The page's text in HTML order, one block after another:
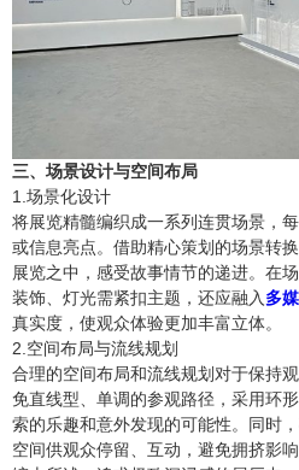
三、场景设计与空间布局
1.场景化设计
将展览精髓编织成一系列连贯场景，
或信息亮点。借助精心策划的场景转
展览之中，感受故事情节的递进。在
装饰、灯光需紧扣主题，还应融入 多
真实度，使观众体验更加丰富立体。
2.空间布局与流线规划
合理的空间布局和流线规划对于保持
免直线型、单调的参观路径，采用环
索的乐趣和意外发现的可能性。同时
空间供观众停留、互动，避免拥挤影响